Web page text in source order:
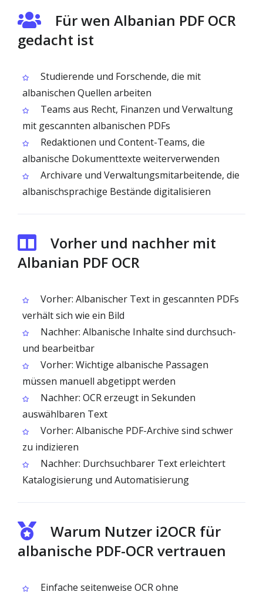
Für wen Albanian PDF OCR
gedacht ist
Studierende und Forschende, die mit
albanischen Quellen arbeiten
Teams aus Recht, Finanzen und Verwaltung
mit gescannten albanischen PDFs
Redaktionen und Content-Teams, die
albanische Dokumenttexte weiterverwenden
Archivare und Verwaltungsmitarbeitende, die
albanischsprachige Bestände digitalisieren
Vorher und nachher mit
Albanian PDF OCR
Vorher: Albanischer Text in gescannten PDFs
verhält sich wie ein Bild
Nachher: Albanische Inhalte sind durchsuch-
und bearbeitbar
Vorher: Wichtige albanische Passagen
müssen manuell abgetippt werden
Nachher: OCR erzeugt in Sekunden
auswählbaren Text
Vorher: Albanische PDF-Archive sind schwer
zu indizieren
Nachher: Durchsuchbarer Text erleichtert
Katalogisierung und Automatisierung
Warum Nutzer i2OCR für
albanische PDF-OCR vertrauen
Einfache seitenweise OCR ohne